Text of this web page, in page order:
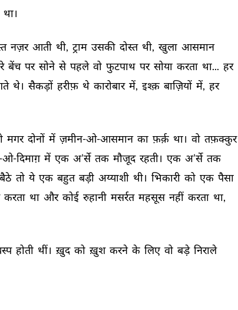
था।
नज़र आती थी, ट्राम उसकी दोस्त थी, खुला आसमान
बेंच पर सोने से पहले वो फुटपाथ पर सोया करता था... हर
थे। सैकड़ों हरीफ़ थे कारोबार में, इश्क़ बाज़ियों में, हर
मगर दोनों में ज़मीन-ओ-आसमान का फ़र्क़ था। वो तफ़क्कुर
ओ-दिमाग़ में एक अ’र्से तक मौजूद रहती। एक अ’र्से तक
बैठे तो ये एक बहुत बड़ी अय्याशी थी। भिकारी को एक पैसा
करता था और कोई रुहानी मसर्रत महसूस नहीं करता था,
होती थीं। ख़ुद को ख़ुश करने के लिए वो बड़े निराले